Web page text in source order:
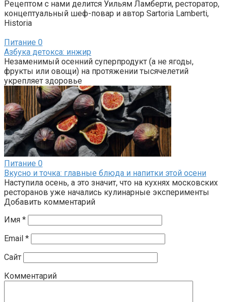
Рецептом с нами делится Уильям Ламберти, ресторатор,
концептуальный шеф-повар и автор Sartoria Lamberti,
Historia
Питание 0
Азбука детокса: инжир
Незаменимый осенний суперпродукт (а не ягоды,
фрукты или овощи) на протяжении тысячелетий
укрепляет здоровье
Питание 0
Вкусно и точка: главные блюда и напитки этой осени
Наступила осень, а это значит, что на кухнях московских
ресторанов уже начались кулинарные эксперименты
Добавить комментарий
Имя *
Email *
Сайт
Комментарий